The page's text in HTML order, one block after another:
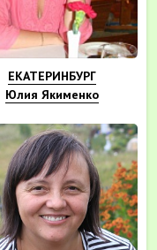
ЕКАТЕРИНБУРГ
Юлия Якименко